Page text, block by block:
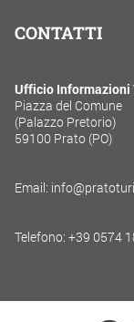
CONTATTI
Ufficio Informazioni
Piazza del Comune
(Palazzo Pretorio)
59100 Prato (PO)
Email:
Telefono: +39 0574